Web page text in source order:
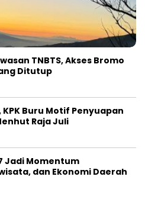
TNBTS, Akses Bromo
Ditutup
Buru Motif Penyuapan
Raja Juli
Jadi Momentum
dan Ekonomi Daerah